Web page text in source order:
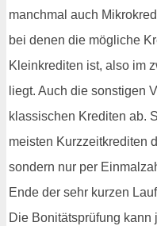
manchmal auch
bei denen die mögliche
Kleinkrediten ist, also im
liegt. Auch die sonstigen
klassischen Krediten ab.
meisten Kurzzeitkrediten
sondern nur per
Ende der sehr kurzen
Die Bonitätsprüfung